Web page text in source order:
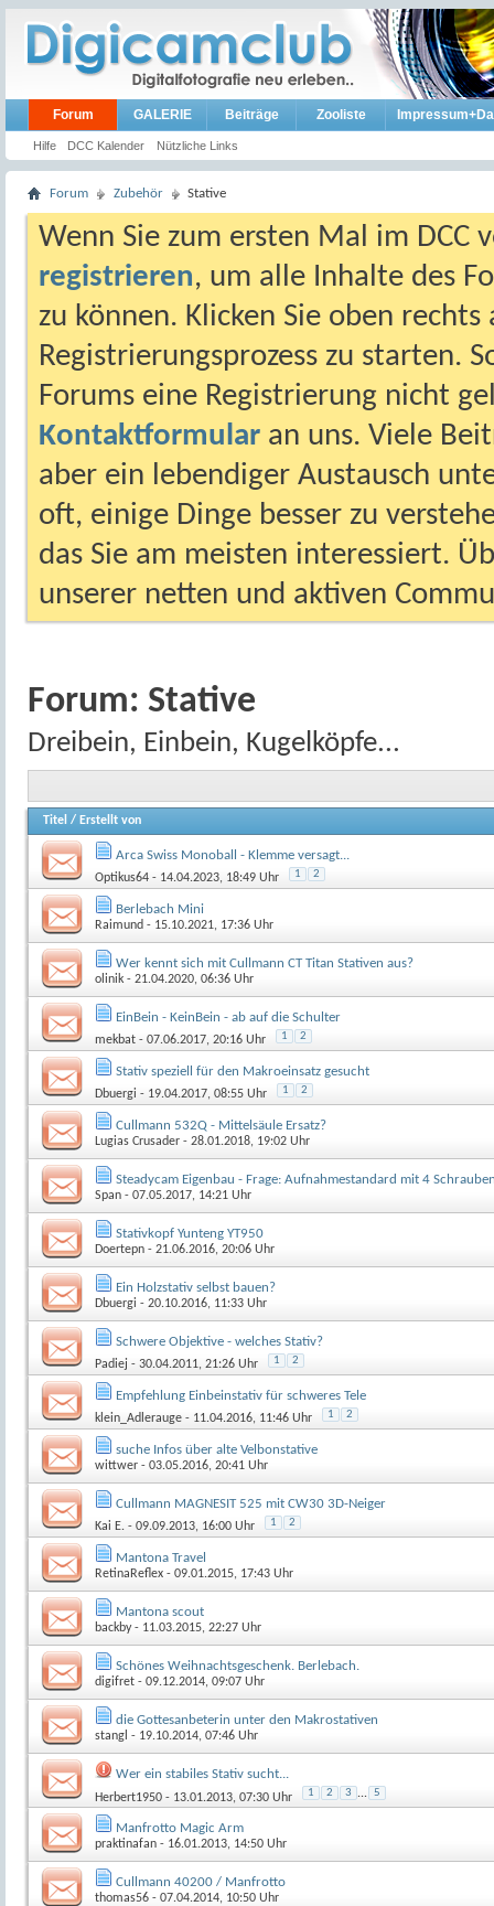
Forum
Hilfe DCC Kalender Nützliche Links
GALERIE Beiträge Zooliste
Forum Zubehör Stative
Wenn Sie zum ersten Mal im DCC
registrieren, um alle Inhalte des
zu können. Klicken Sie oben
Registrierungsprozess zu starten.
Forums eine Registrierung nicht
Kontaktformular an uns. Viele
aber ein lebendiger Austausch
oft, einige Dinge besser zu
das Sie am meisten interessiert.
unserer netten und aktiven
Forum: Stative
Dreibein, Einbein, Kugelköpfe...
Titel / Erstellt von
Arca Swiss Monoball - Klemme versagt...
Optikus64 - 14.04.2023, 18:49 Uhr 1 2
Berlebach Mini
Raimund - 15.10.2021, 17:36 Uhr
Wer kennt sich mit Cullmann CT Titan Stativen aus?
olinik - 21.04.2020, 06:36 Uhr
EinBein - KeinBein - ab auf die Schulter
mekbat - 07.06.2017, 20:16 Uhr 1 2
Stativ speziell für den Makroeinsatz gesucht
Dbuergi - 19.04.2017, 08:55 Uhr 1 2
Cullmann 532Q - Mittelsäule Ersatz?
Lugias Crusader - 28.01.2018, 19:02 Uhr
Steadycam Eigenbau - Frage: Aufnahmestandard mit 4
Span - 07.05.2017, 14:21 Uhr
Stativkopf Yunteng YT950
Doertepn - 21.06.2016, 20:06 Uhr
Ein Holzstativ selbst bauen?
Dbuergi - 20.10.2016, 11:33 Uhr
Schwere Objektive - welches Stativ?
Padiej - 30.04.2011, 21:26 Uhr 1 2
Empfehlung Einbeinstativ für schweres Tele
klein_Adlerauge - 11.04.2016, 11:46 Uhr 1 2
suche Infos über alte Velbonstative
wittwer - 03.05.2016, 20:41 Uhr
Cullmann MAGNESIT 525 mit CW30 3D-Neiger
Kai E. - 09.09.2013, 16:00 Uhr 1 2
Mantona Travel
RetinaReflex - 09.01.2015, 17:43 Uhr
Mantona scout
backby- 11.03.2015, 22:27 Uhr
Schönes Weihnachtsgeschenk. Berlebach.
digifret - 09.12.2014, 09:07 Uhr
die Gottesanbeterin unter den Makrostativen
stangl - 19.10.2014, 07:46 Uhr
Wer ein stabiles Stativ sucht...
Herbert1950 - 13.01.2013, 07:30 Uhr 1 2 3 ... 5
Manfrotto Magic Arm
praktinafan - 16.01.2013, 14:50 Uhr
Cullmann 40200 / Manfrotto
thomas56 - 07.04.2014, 10:50 Uhr